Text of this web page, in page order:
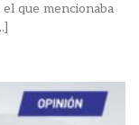
que mencionaba